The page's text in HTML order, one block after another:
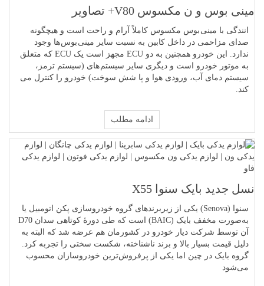
مینی بوس و ن مکسوس V80+ تصاویر
انندگی با مینی بوس مکسوس کاملاً آرام و راحت است و هیچگونه
صدای مزاحمی در داخل کابین به نسبت سایر مینی بوس ها وجود
ندارد. این خودرو همچنین به دو ECU مجهز است یک ECU که متعلق
به موتور خودرو است و دیگری سایر سیستم های (سیستم ترمز،
سیستم دمای آب، ورودی هوا و پا شش سوخت) خودرو را کنترل می
کند.
ادامه مطلب
نسل جدید بایک سنوا X55
سنوا (Senova) یکی از زیربرندهای گروه خودروسازی پکن اتومبیل یا
به‌صورت مخفف بایک (BAIC) است که طی دورهٔ کوتاهی سدان D70
آن توسط شرکت دیار خودرو در کشورمان هم عرضه شد که البته به
دلیل قیمت بسیار بالا و برند ناشناخته، شکست سختی را تجربه کرد.
گروه بایک در چین اما یکی از پرفروش‌ترین خودروسازان محسوب
می‌شود